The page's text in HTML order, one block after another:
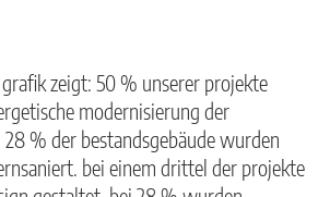
zeigt: 50 % unserer projekte
modernisierung der
28 % der bestandsgebäude wurden
bei einem drittel der projekte